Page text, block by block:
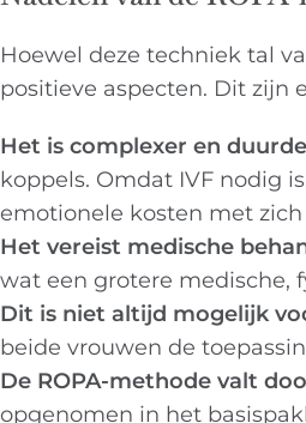
Hoewel deze techniek tal
positieve aspecten. Dit zijn
Het is complexer en
koppels. Omdat IVF nodig
emotionele kosten met zich
Het vereist medische
wat een grotere medische,
Dit is niet altijd mogelijk
beide vrouwen de
De ROPA-methode valt
opgenomen in het